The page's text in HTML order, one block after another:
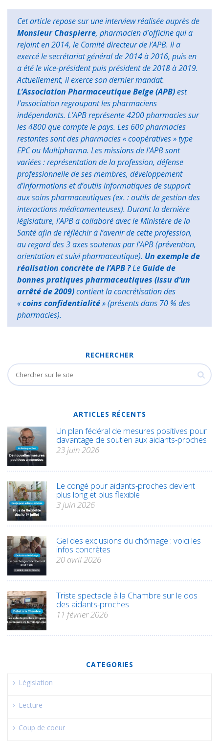
Cet article repose sur une interview réalisée auprès de
Monsieur Chaspierre, pharmacien d’officine qui a
rejoint en 2014, le Comité directeur de l’APB. Il a
exercé le secrétariat général de 2014 à 2016, puis en
a été le vice-président puis président de 2018 à 2019.
Actuellement, il exerce son dernier mandat.
L’Association Pharmaceutique Belge (APB)est
l’association regroupant les pharmaciens
indépendants. L’APB représente 4200 pharmacies sur
les 4800 que compte le pays. Les 600 pharmacies
restantes sont des pharmacies « coopératives » type
EPC ou Multipharma. Les missions de l’APB sont
variées : représentation de la profession, défense
professionnelle de ses membres, développement
d’informations et d’outils informatiques de support
aux soins pharmaceutiques (ex. : outils de gestion des
interactions médicamenteuses). Durant la dernière
législature, l’APB a collaboré avec le Ministère de la
Santé afin de réfléchir à l’avenir de cette profession,
au regard des 3 axes soutenus par l’APB (prévention,
orientation et suivi pharmaceutique). Un exemple de
réalisation concrète de l’APB ?Le Guide de
bonnes pratiques pharmaceutiques (issu d’un
arrêté de 2009)contient la concrétisation des
«coins confidentialité» (présents dans 70 % des
pharmacies).
RECHERCHER
ARTICLES RÉCENTS
Un plan fédéral de mesures positives pour
davantage de soutien aux aidants-proches
23 juin 2026
Le congé pour aidants-proches devient
plus long et plus flexible
3 juin 2026
Gel des exclusions du chômage : voici les
infos concrètes
20 avril 2026
Triste spectacle à la Chambre sur le dos
des aidants-proches
11 février 2026
CATEGORIES
Législation
Lecture
Coup de coeur